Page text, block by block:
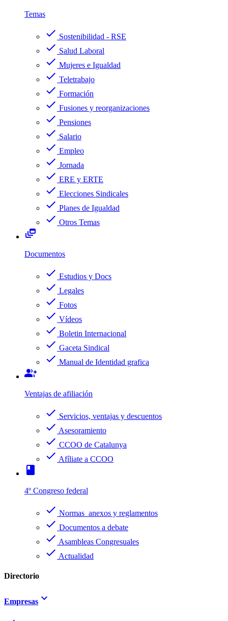
Temas
check Sostenibilidad - RSE
check Salud Laboral
check Mujeres e Igualdad
check Teletrabajo
check Formación
check Fusiones y reorganizaciones
check Pensiones
check Salario
check Empleo
check Jornada
check ERE y ERTE
check Elecciones Sindicales
check Planes de Igualdad
check Otros Temas
dynamic_feed
Documentos
check Estudios y Docs
check Legales
check Fotos
check Vídeos
check Boletin Internacional
check Gaceta Sindical
check Manual de Identidad grafica
group_add
Ventajas de afiliación
check Servicios, ventajas y descuentos
check Asesoramiento
check CCOO de Catalunya
check Afíliate a CCOO
book
4º Congreso federal
check Normas anexos y reglamentos
check Documentos a debate
check Asambleas Congresuales
check Actualidad
Directorio
Empresas keyboard_arrow_down